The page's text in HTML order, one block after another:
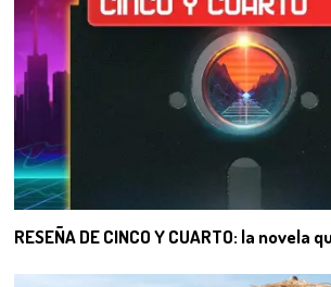
RESEÑA DE CINCO Y CUARTO: la novela